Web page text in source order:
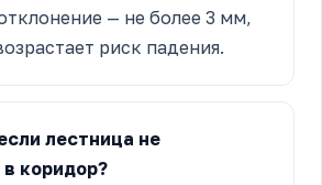
— не более 3 мм,
риск падения.
лестница не
коридор?